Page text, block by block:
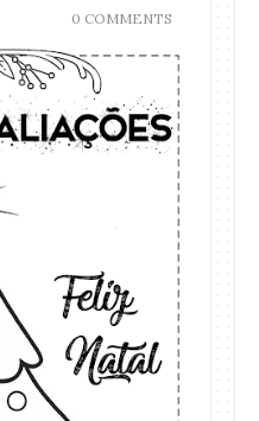
0 COMMENTS